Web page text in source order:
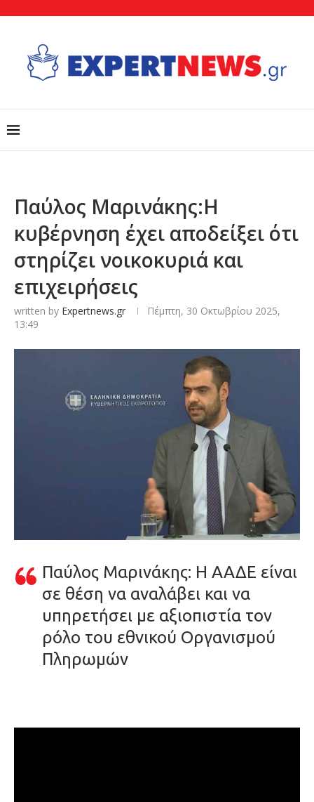
Παύλος Μαρινάκης:Η
κυβέρνηση έχει αποδείξει ότι
στηρίζει νοικοκυριά και
επιχειρήσεις
written by Expertnews.gr
Πέμπτη, 30 Οκτωβρίου 2025,
13:49
Παύλος Μαρινάκης: Η ΑΑΔΕ είναι
σε θέση να αναλάβει και να
υπηρετήσει με αξιοπιστία τον
ρόλο του εθνικού Οργανισμού
Πληρωμών